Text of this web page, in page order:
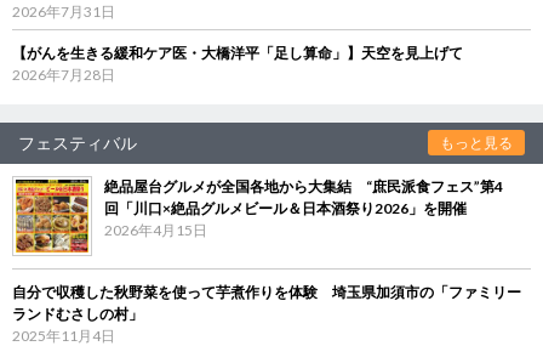
2026年7月31日
【がんを生きる緩和ケア医・大橋洋平「足し算命」】天空を見上げて
2026年7月28日
フェスティバル もっと見る
絶品屋台グルメが全国各地から大集結 “庶民派食フェス”第4
回「川口×絶品グルメビール＆日本酒祭り2026」を開催
2026年4月15日
自分で収穫した秋野菜を使って芋煮作りを体験 埼玉県加須市の「ファミリー
ランドむさしの村」
2025年11月4日